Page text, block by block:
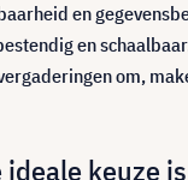
en
en
om,
keuze